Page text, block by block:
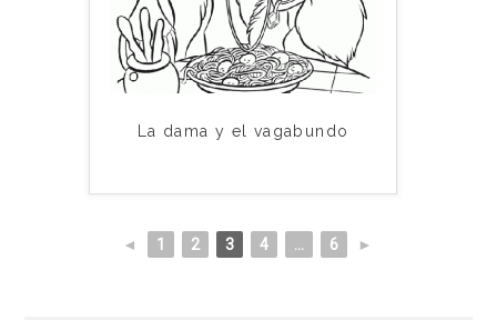
La dama y el vagabundo
◄ 1 2 3 4 ... 6 ►